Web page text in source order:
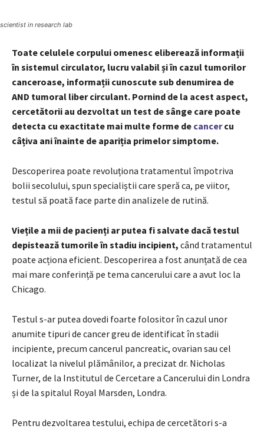
scientist in research lab
Toate celulele corpului omenesc eliberează informații
în sistemul circulator, lucru valabil și în cazul tumorilor
canceroase, informații cunoscute sub denumirea de
AND tumoral liber circulant. Pornind de la acest aspect,
cercetătorii au dezvoltat un test de sânge care poate
detecta cu exactitate mai multe forme de cancercu
câțiva ani înainte de apariția primelor simptome.
Descoperirea poate revoluționa tratamentul împotriva
bolii secolului, spun specialiștii care speră ca, pe viitor,
testul să poată face parte din analizele de rutină.
Viețile a mii de pacienți ar putea fi salvate dacă testul
depistează tumorile în stadiu incipient, când tratamentul
poate acționa eficient. Descoperirea a fost anunțată de cea
mai mare conferință pe tema cancerului care a avut loc la
Chicago.
Testul s-ar putea dovedi foarte folositor în cazul unor
anumite tipuri de cancer greu de identificat în stadii
incipiente, precum cancerul pancreatic, ovarian sau cel
localizat la nivelul plămânilor, a precizat dr. Nicholas
Turner, de la Institutul de Cercetare a Cancerului din Londra
și de la spitalul Royal Marsden, Londra.
Pentru dezvoltarea testului, echipa de cercetători s-a